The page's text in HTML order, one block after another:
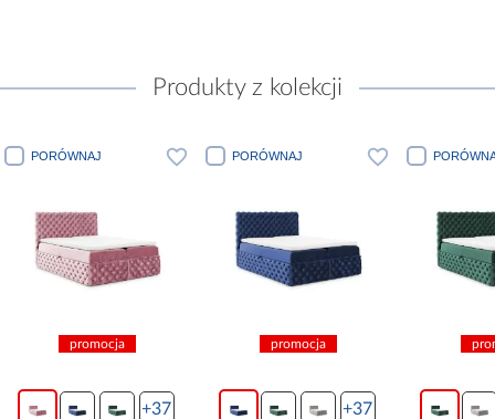
Produkty z kolekcji
PORÓWNAJ
promocja
+37
PORÓWNAJ
promocja
+37